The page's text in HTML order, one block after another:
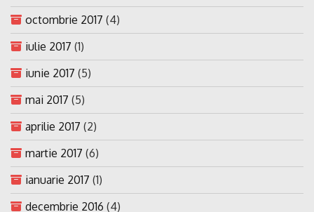
octombrie 2017 (4)
iulie 2017 (1)
iunie 2017 (5)
mai 2017 (5)
aprilie 2017 (2)
martie 2017 (6)
ianuarie 2017 (1)
decembrie 2016 (4)